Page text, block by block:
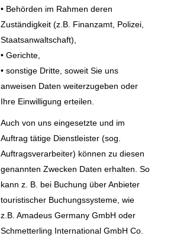
• Behörden im Rahmen deren
Zuständigkeit (z.B. Finanzamt, Polizei,
Staatsanwaltschaft),
• Gerichte,
• sonstige Dritte, soweit Sie uns
anweisen Daten weiterzugeben oder
Ihre Einwilligung erteilen.
Auch von uns eingesetzte und im
Auftrag tätige Dienstleister (sog.
Auftragsverarbeiter) können zu diesen
genannten Zwecken Daten erhalten. So
kann z. B. bei Buchung über Anbieter
touristischer Buchungssysteme, wie
z.B. Amadeus Germany GmbH oder
Schmetterling International GmbH Co.